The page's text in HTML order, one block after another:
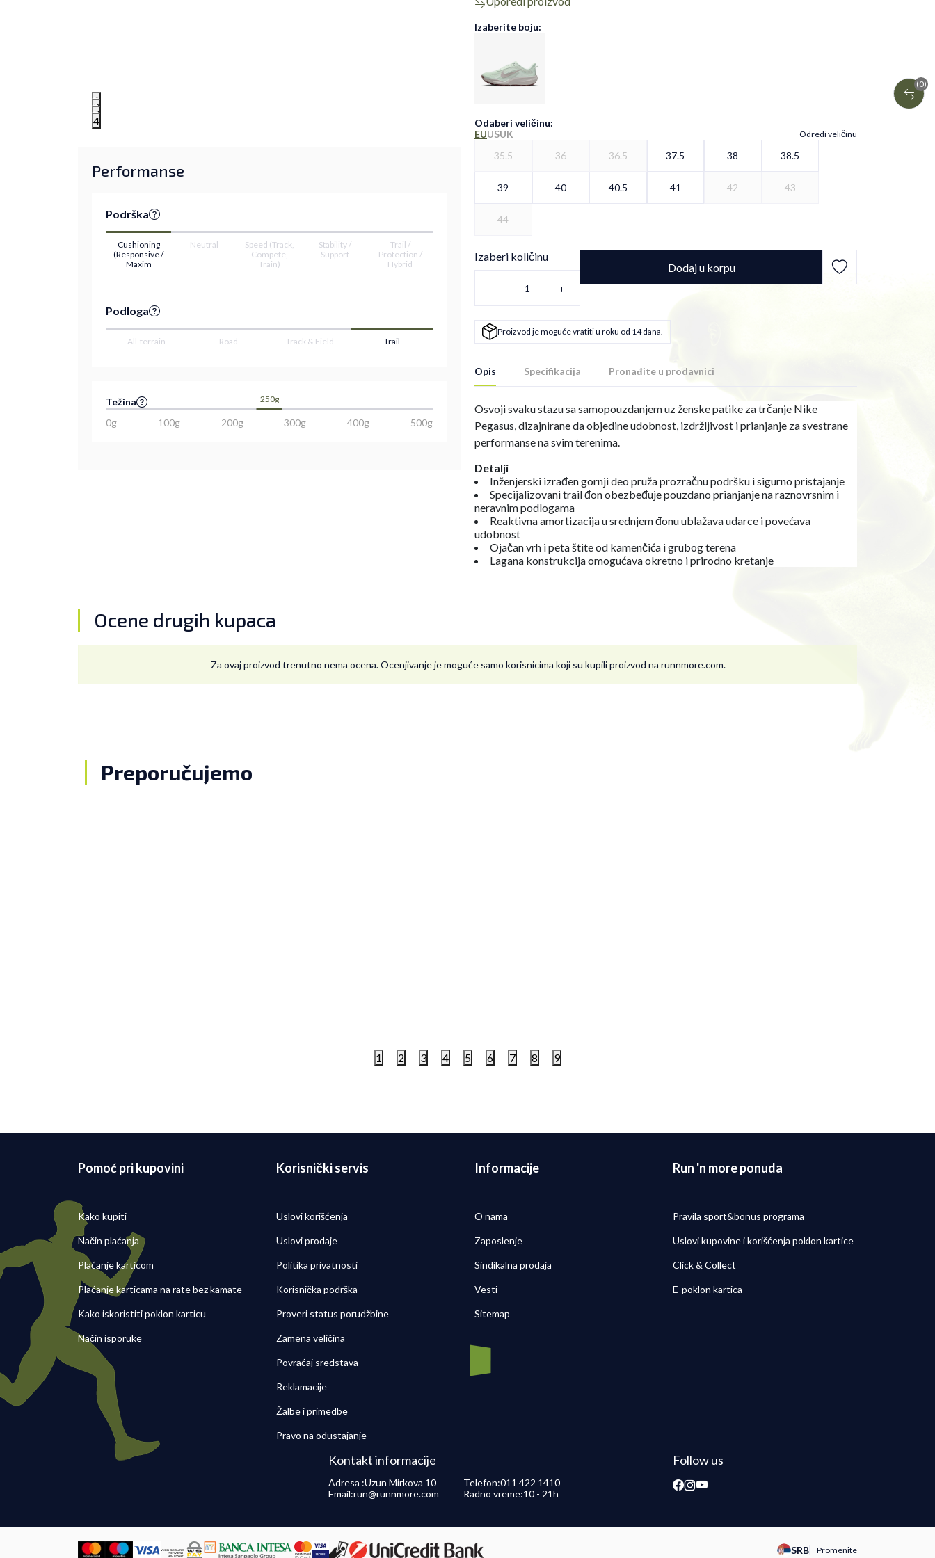
(0)
1
2
3
4
Performanse
Podrška
Cushioning
(Responsive /
Maxim
Neutral
Speed (Track,
Compete,
Train)
Stability /
Support
Trail /
Protection /
Hybrid
Podloga
All-terrain Road Track & Field Trail
Težina 250g
0g 100g 200g 300g 400g 500g
Izaberite boju:
Odaberi veličinu:
EUUSUK Odredi veličinu
35.5 36 36.5 37.5 38 38.5
39 40 40.5 41 42 43
44
Izaberi količinu
Dodaj u korpu
Proizvod je moguće vratiti u roku od 14 dana.
Opis Specifikacija Pronađite u prodavnici
Osvoji svaku stazu sa samopouzdanjem uz ženske patike za trčanje Nike
Pegasus, dizajnirane da objedine udobnost, izdržljivost i prianjanje za svestrane
performanse na svim terenima.
Detalji
Inženjerski izrađen gornji deo pruža prozračnu podršku i sigurno pristajanje
Specijalizovani trail đon obezbeđuje pouzdano prianjanje na raznovrsnim i
neravnim podlogama
Reaktivna amortizacija u srednjem đonu ublažava udarce i povećava
udobnost
Ojačan vrh i peta štite od kamenčića i grubog terena
Lagana konstrukcija omogućava okretno i prirodno kretanje
Ocene drugih kupaca
Za ovaj proizvod trenutno nema ocena. Ocenjivanje je moguće samo korisnicima koji su kupili proizvod na runnmore.com.
Preporučujemo
1 2 3 4 5 6 7 8 9
Pomoć pri kupovini
Kako kupiti
Način plaćanja
Plaćanje karticom
Plaćanje karticama na rate bez kamate
Kako iskoristiti poklon karticu
Način isporuke
Korisnički servis
Uslovi korišćenja
Uslovi prodaje
Politika privatnosti
Korisnička podrška
Proveri status porudžbine
Zamena veličina
Povraćaj sredstava
Reklamacije
Žalbe i primedbe
Pravo na odustajanje
Informacije
O nama
Zaposlenje
Sindikalna prodaja
Vesti
Sitemap
Run 'n more ponuda
Pravila sport&bonus programa
Uslovi kupovine i korišćenja poklon kartice
Click & Collect
E-poklon kartica
Kontakt informacije
Adresa :Uzun Mirkova 10 Telefon:011 422 1410
Email:run@runnmore.com Radno vreme:10 - 21h
Follow us
SRB Promenite